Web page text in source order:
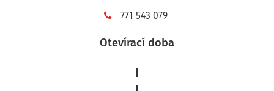
771 543 079
Otevírací doba